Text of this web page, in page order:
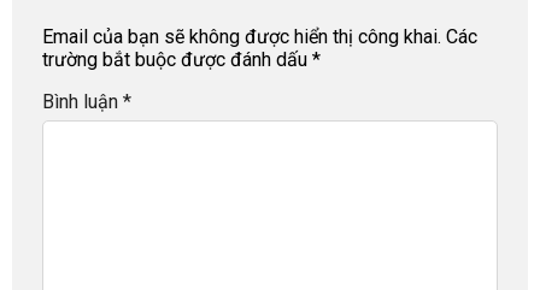
Email của bạn sẽ không được hiển thị công khai. Các
trường bắt buộc được đánh dấu *
Bình luận *